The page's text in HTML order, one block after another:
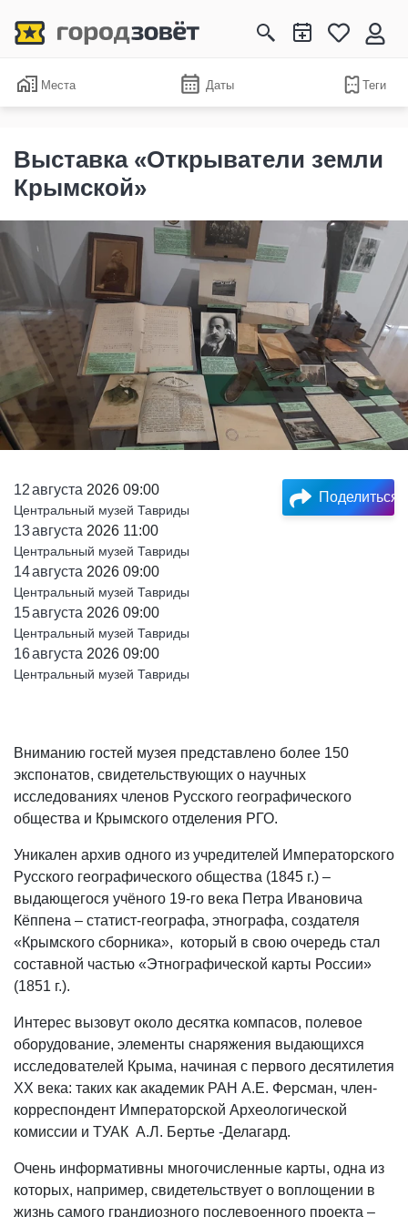
Места Даты Теги
Выставка «Открыватели земли
Крымской»
12августа 2026 09:00
Центральный музей Тавриды
13августа 2026 11:00
Центральный музей Тавриды
14августа 2026 09:00
Центральный музей Тавриды
15августа 2026 09:00
Центральный музей Тавриды
16августа 2026 09:00
Центральный музей Тавриды
Поделиться
Вниманию гостей музея представлено более 150
экспонатов, свидетельствующих о научных
исследованиях членов Русского географического
общества и Крымского отделения РГО.
Уникален архив одного из учредителей Императорского
Русского географического общества (1845 г.) –
выдающегося учёного 19-го века Петра Ивановича
Кёппена – статист-географа, этнографа, создателя
«Крымского сборника», который в свою очередь стал
составной частью «Этнографической карты России»
(1851 г.).
Интерес вызовут около десятка компасов, полевое
оборудование, элементы снаряжения выдающихся
исследователей Крыма, начиная с первого десятилетия
ХХ века: таких как академик РАН А.Е. Ферсман, член-
корреспондент Императорской Археологической
комиссии и ТУАК А.Л. Бертье -Делагард.
Очень информативны многочисленные карты, одна из
которых, например, свидетельствует о воплощении в
жизнь самого грандиозного послевоенного проекта –